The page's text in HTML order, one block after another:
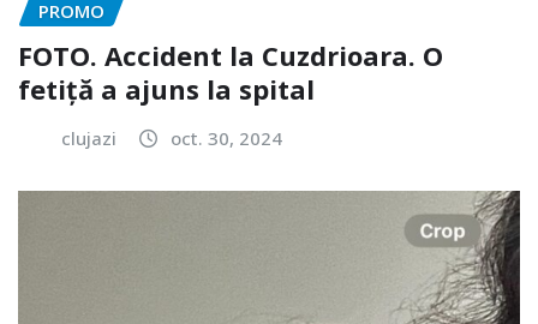
PROMO
FOTO. Accident la Cuzdrioara. O
fetiță a ajuns la spital
clujazi oct. 30, 2024